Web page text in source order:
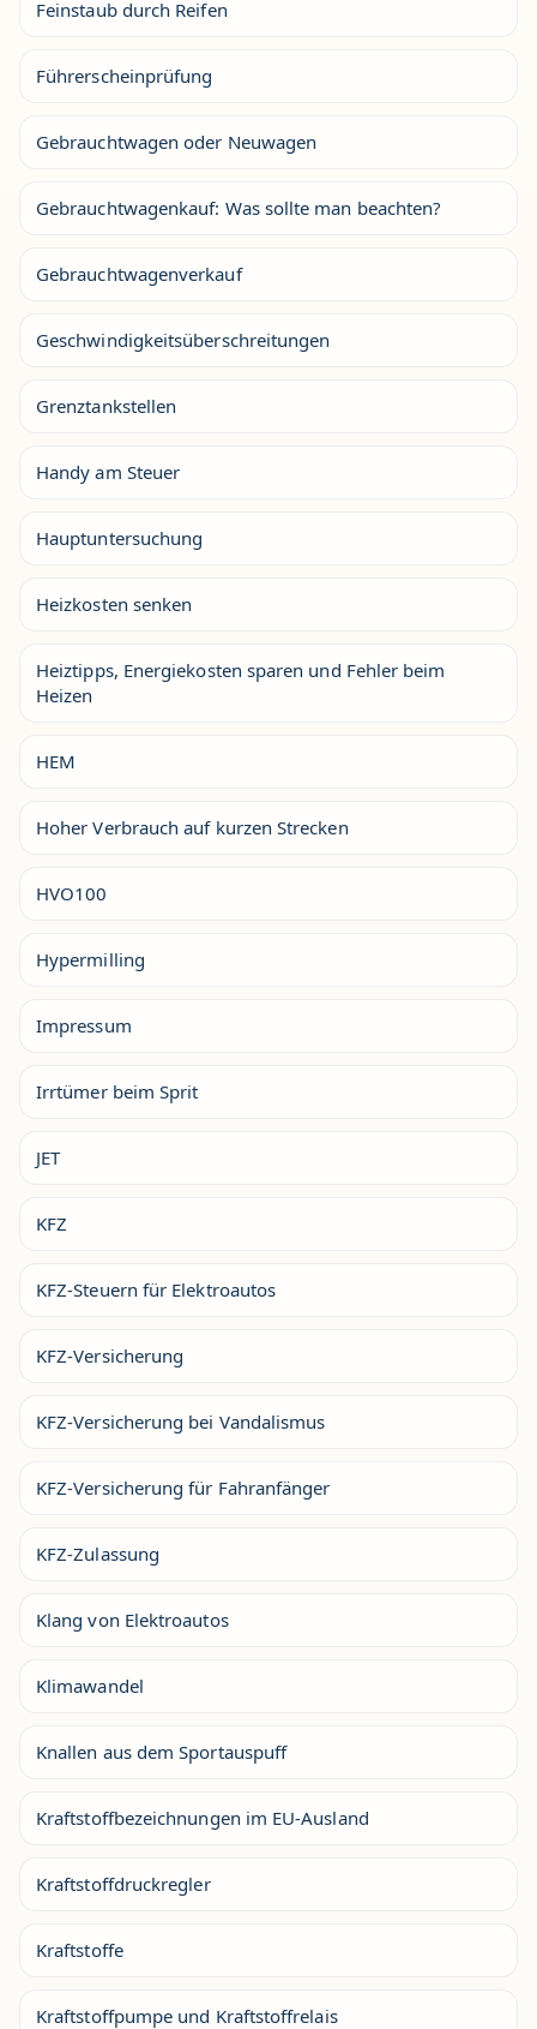
Feinstaub durch Reifen
Führerscheinprüfung
Gebrauchtwagen oder Neuwagen
Gebrauchtwagenkauf: Was sollte man beachten?
Gebrauchtwagenverkauf
Geschwindigkeitsüberschreitungen
Grenztankstellen
Handy am Steuer
Hauptuntersuchung
Heizkosten senken
Heiztipps, Energiekosten sparen und Fehler beim
Heizen
HEM
Hoher Verbrauch auf kurzen Strecken
HVO100
Hypermilling
Impressum
Irrtümer beim Sprit
JET
KFZ
KFZ-Steuern für Elektroautos
KFZ-Versicherung
KFZ-Versicherung bei Vandalismus
KFZ-Versicherung für Fahranfänger
KFZ-Zulassung
Klang von Elektroautos
Klimawandel
Knallen aus dem Sportauspuff
Kraftstoffbezeichnungen im EU-Ausland
Kraftstoffdruckregler
Kraftstoffe
Kraftstoffpumpe und Kraftstoffrelais